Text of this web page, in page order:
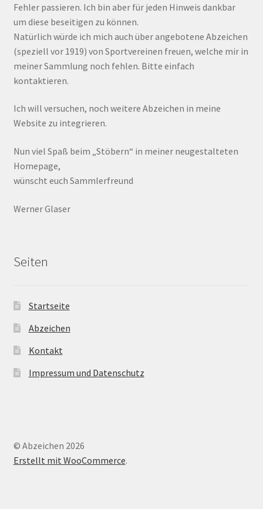
Fehler passieren. Ich bin aber für jeden Hinweis dankbar
um diese beseitigen zu können.
Natürlich würde ich mich auch über angebotene Abzeichen
(speziell vor 1919) von Sportvereinen freuen, welche mir in
meiner Sammlung noch fehlen. Bitte einfach
kontaktieren.
Ich will versuchen, noch weitere Abzeichen in meine
Website zu integrieren.
Nun viel Spaß beim „Stöbern“ in meiner neugestalteten
Homepage,
wünscht euch Sammlerfreund
Werner Glaser
Seiten
Startseite
Abzeichen
Kontakt
Impressum und Datenschutz
© Abzeichen 2026
Erstellt mit WooCommerce.